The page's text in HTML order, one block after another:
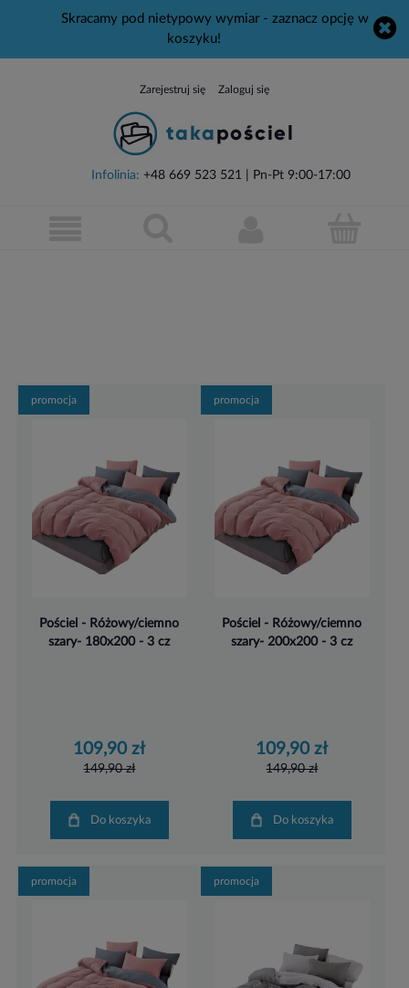
W dniach 07.08-14.08. jesteśmy na urlopie. Wszystkie
złożone w tym czasie zamówienia wyślemy 17.08.26.
Zarejestruj się Zaloguj się
Infolinia: +48 669 523 521 | Pn-Pt 9:00-17:00
Pościel - Różowy/ciemno
szary- 180x200 - 3 cz
109,90 zł
149,90 zł
Do koszyka
promocja
Pościel - Różowy/ciemno
szary- 200x200 - 3 cz
109,90 zł
149,90 zł
Do koszyka
promocja
promocja promocja